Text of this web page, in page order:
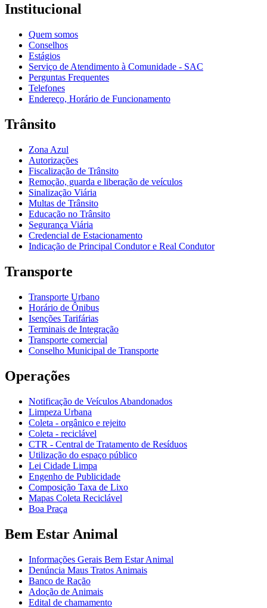
Institucional
Quem somos
Conselhos
Estágios
Serviço de Atendimento à Comunidade - SAC
Perguntas Frequentes
Telefones
Endereço, Horário de Funcionamento
Trânsito
Zona Azul
Autorizações
Fiscalização de Trânsito
Remoção, guarda e liberação de veículos
Sinalização Viária
Multas de Trânsito
Educação no Trânsito
Segurança Viária
Credencial de Estacionamento
Indicação de Principal Condutor e Real Condutor
Transporte
Transporte Urbano
Horário de Ônibus
Isenções Tarifárias
Terminais de Integração
Transporte comercial
Conselho Municipal de Transporte
Operações
Notificação de Veículos Abandonados
Limpeza Urbana
Coleta - orgânico e rejeito
Coleta - reciclável
CTR - Central de Tratamento de Resíduos
Utilização do espaço público
Lei Cidade Limpa
Engenho de Publicidade
Composição Taxa de Lixo
Mapas Coleta Reciclável
Boa Praça
Bem Estar Animal
Informações Gerais Bem Estar Animal
Denúncia Maus Tratos Animais
Banco de Ração
Adoção de Animais
Edital de chamamento